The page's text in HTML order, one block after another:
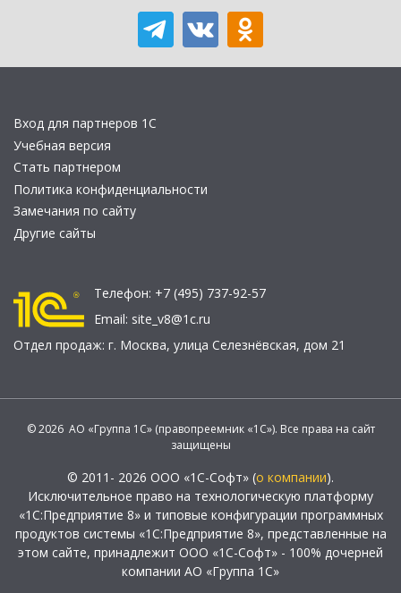
Вход для партнеров 1С
Учебная версия
Стать партнером
Политика конфиденциальности
Замечания по сайту
Другие сайты
Телефон: +7 (495) 737-92-57
Email: site_v8@1c.ru
Отдел продаж: г. Москва, улица Селезнёвская, дом 21
© 2026 АО «Группа 1С» (правопреемник «1С»). Все права на сайт
защищены
© 2011- 2026 ООО «1С-Софт» (о компании).
Исключительное право на технологическую платформу
«1С:Предприятие 8» и типовые конфигурации программных
продуктов системы «1С:Предприятие 8», представленные на
этом сайте, принадлежит ООО «1С-Софт» - 100% дочерней
компании АО «Группа 1С»